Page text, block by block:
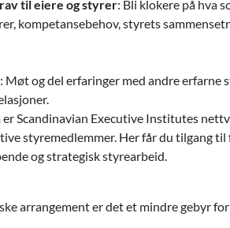
til eiere og styrer: Bli klokere på hva
kompetansebehov, styrets
: Møt og del erfaringer med andre erfarne
Scandinavian Executive Institutes
styremedlemmer. Her får du tilgang til
og strategisk styrearbeid.
arrangement er detet mindre gebyr